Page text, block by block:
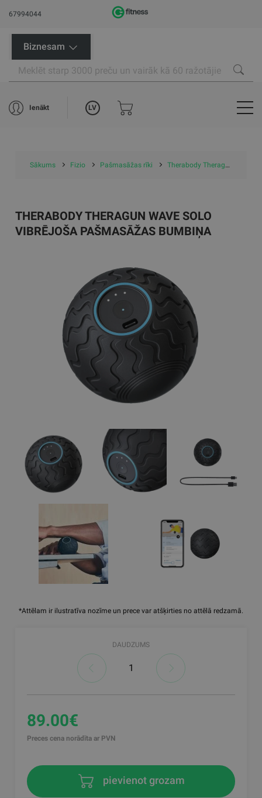
67994044
Biznesam
Ienākt LV
Sākums Fizio Pašmasāžas rīki Therabody Theragun vibroruļļi/bumbiņas
*Attēlam ir ilustratīva nozīme un prece var atšķirties no attēlā redzamā.
THERABODY THERAGUN WAVE SOLO
VIBRĒJOŠA PAŠMASĀŽAS BUMBIŅA
DAUDZUMS
89.00€
Preces cena norādīta ar PVN
pievienot grozam